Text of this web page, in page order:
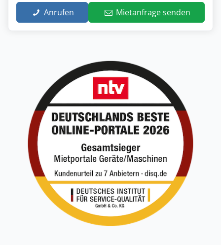
Anrufen Mietanfrage senden